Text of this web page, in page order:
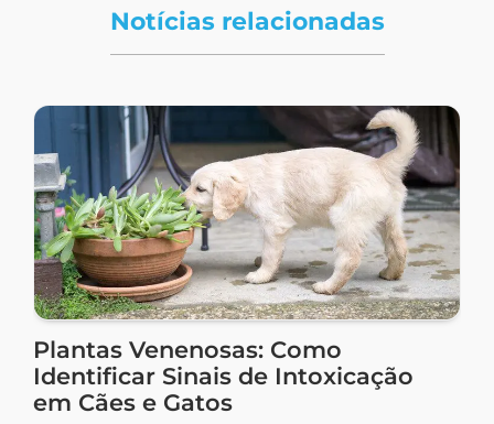
Notícias relacionadas
Plantas Venenosas: Como
Identificar Sinais de Intoxicação
em Cães e Gatos